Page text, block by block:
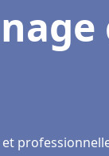
professionnelle